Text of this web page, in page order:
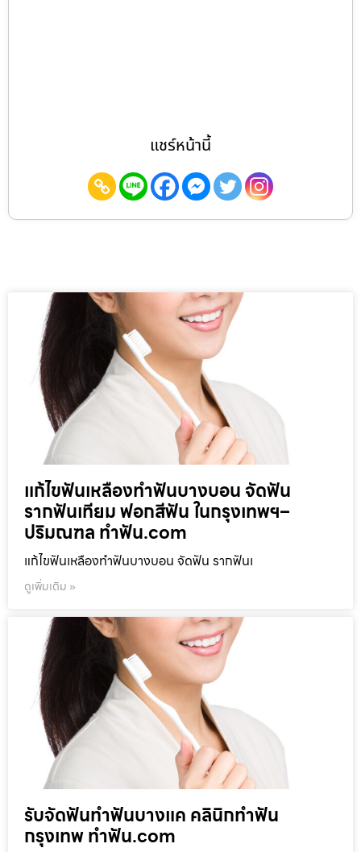
แชร์หน้านี้
แก้ไขฟันเหลืองทำฟันบางบอน จัดฟัน
รากฟันเทียม ฟอกสีฟัน ในกรุงเทพฯ–
ปริมณฑล ทำฟัน.com
แก้ไขฟันเหลืองทำฟันบางบอน จัดฟัน รากฟันเ
ดูเพิ่มเติม »
รับจัดฟันทำฟันบางแค คลินิกทำฟัน
กรุงเทพ ทำฟัน.com